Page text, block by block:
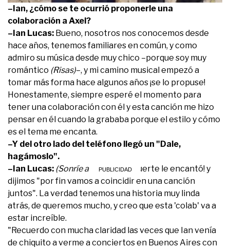
0
seconds
of
minute,
6
seconds
–Ian, ¿cómo se te ocurrió proponerle una
colaboración a Axel?
–Ian Lucas: Bueno, nosotros nos conocemos desde
hace años, tenemos familiares en común, y como
admiro su música desde muy chico –porque soy muy
romántico (Risas)–, y mi camino musical empezó a
tomar más forma hace algunos años ¡se lo propuse!
Honestamente, siempre esperé el momento para
tener una colaboración con él y esta canción me hizo
pensar en él cuando la grababa porque el estilo y cómo
es el tema me encanta.
–Y del otro lado del teléfono llegó un "Dale,
hagámoslo".
–Ian Lucas: (Sonríe a full)Sí, ¡por suerte le encantó! y
dijimos "por fin vamos a coincidir en una canción
juntos". La verdad tenemos una historia muy linda
atrás, de queremos mucho, y creo que esta 'colab' va a
estar increíble.
"Recuerdo con mucha claridad las veces que Ian venía
de chiquito a verme a conciertos en Buenos Aires con